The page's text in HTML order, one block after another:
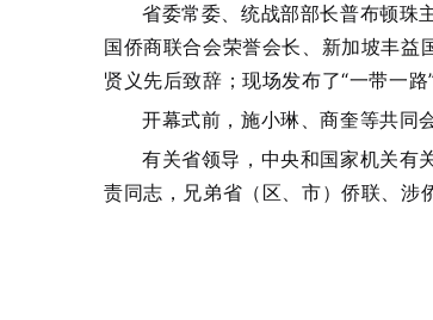
省委常委、统战部部长普布顿珠
国侨商联合会荣誉会长、新加坡丰益
贤义先后致辞；现场发布了“一带一
开幕式前，施小琳、商奎等共同
有关省领导，中央和国家机关有
责同志，兄弟省（区、市）侨联、涉